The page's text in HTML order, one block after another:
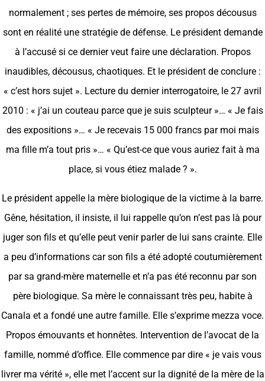
normalement ; ses pertes de mémoire, ses propos décousus
sont en réalité une stratégie de défense. Le président demande
à l’accusé si ce dernier veut faire une déclaration. Propos
inaudibles, décousus, chaotiques. Et le président de conclure :
« c’est hors sujet ». Lecture du dernier interrogatoire, le 27 avril
2010 : « j’ai un couteau parce que je suis sculpteur »… « Je fais
des expositions »… « Je recevais 15 000 francs par moi mais
ma fille m’a tout pris »… « Qu’est-ce que vous auriez fait à ma
place, si vous étiez malade ? ».
Le président appelle la mère biologique de la victime à la barre.
Gêne, hésitation, il insiste, il lui rappelle qu’on n’est pas là pour
juger son fils et qu’elle peut venir parler de lui sans crainte. Elle
a peu d’informations car son fils a été adopté coutumièrement
par sa grand-mère maternelle et n’a pas été reconnu par son
père biologique. Sa mère le connaissant très peu, habite à
Canala et a fondé une autre famille. Elle s’exprime mezza voce.
Propos émouvants et honnêtes. Intervention de l’avocat de la
famille, nommé d’office. Elle commence par dire « je vais vous
livrer ma vérité », elle met l’accent sur la dignité de la mère de la